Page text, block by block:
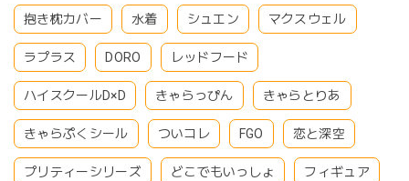
抱き枕カバー 水着 シュエン マクスウェル
ラプラス DORO レッドフード
ハイスクールD×D きゃらっぴん きゃらとりあ
きゃらぷくシール ついコレ FGO 恋と深空
プリティーシリーズ どこでもいっしょ フィギュア